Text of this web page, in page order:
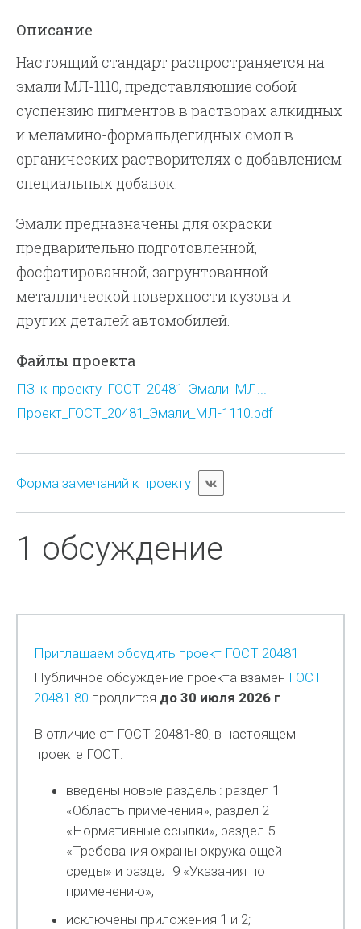
Описание
Настоящий стандарт распространяется на
эмали МЛ-1110, представляющие собой
суспензию пигментов в растворах алкидных
и меламино-формальдегидных смол в
органических растворителях с добавлением
специальных добавок.
Эмали предназначены для окраски
предварительно подготовленной,
фосфатированной, загрунтованной
металлической поверхности кузова и
других деталей автомобилей.
Файлы проекта
ПЗ_к_проекту_ГОСТ_20481_Эмали_МЛ...
Проект_ГОСТ_20481_Эмали_МЛ-1110.pdf
Форма замечаний к проекту
1 обсуждение
Приглашаем обсудить проект ГОСТ 20481
Публичное обсуждение проекта взамен ГОСТ
20481-80 продлится до 30 июля 2026 г.
В отличие от ГОСТ 20481-80, в настоящем
проекте ГОСТ:
введены новые разделы: раздел 1
«Область применения», раздел 2
«Нормативные ссылки», раздел 5
«Требования охраны окружающей
среды» и раздел 9 «Указания по
применению»;
исключены приложения 1 и 2;